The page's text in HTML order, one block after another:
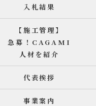
入札結果
【施工管理】
急募！CAGAMI
人材を紹介
代表挨拶
事業案内